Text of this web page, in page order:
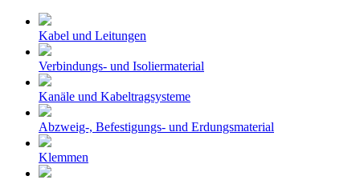
Kabel und Leitungen
Verbindungs- und Isoliermaterial
Kanäle und Kabeltragsysteme
Abzweig-, Befestigungs- und Erdungsmaterial
Klemmen